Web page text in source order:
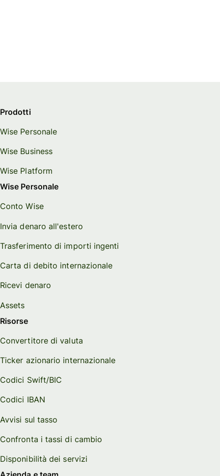
Prodotti
Wise Personale
Wise Business
Wise Platform
Wise Personale
Conto Wise
Invia denaro all'estero
Trasferimento di importi ingenti
Carta di debito internazionale
Ricevi denaro
Assets
Risorse
Convertitore di valuta
Ticker azionario internazionale
Codici Swift/BIC
Codici IBAN
Avvisi sul tasso
Confronta i tassi di cambio
Disponibilità dei servizi